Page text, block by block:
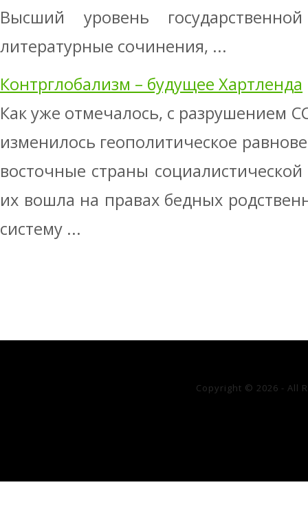
Высший уровень
литературные сочинения, ...
Контрглобализм – будущее Хартленда
Как уже отмечалось, с разрушением
изменилось геополитическое
восточные страны
их вошла на правах бедных
систему ...
Copyright © 2026 - All